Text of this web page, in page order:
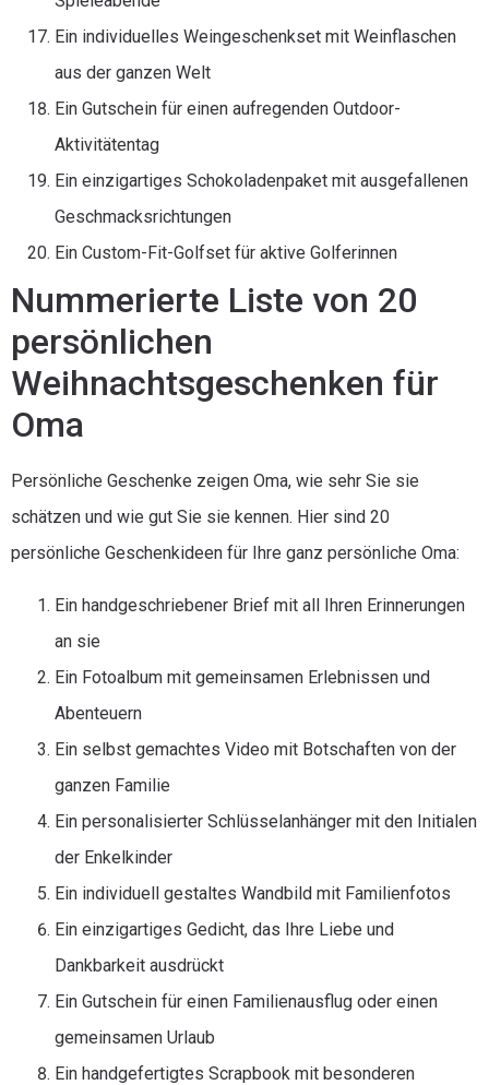
Ein individuelles Weingeschenkset mit Weinflaschen
aus der ganzen Welt
Ein Gutschein für einen aufregenden Outdoor-
Aktivitätentag
Ein einzigartiges Schokoladenpaket mit ausgefallenen
Geschmacksrichtungen
Ein Custom-Fit-Golfset für aktive Golferinnen
Nummerierte Liste von 20
persönlichen
Weihnachtsgeschenken für
Oma
Persönliche Geschenke zeigen Oma, wie sehr Sie sie
schätzen und wie gut Sie sie kennen. Hier sind 20
persönliche Geschenkideen für Ihre ganz persönliche Oma:
Ein handgeschriebener Brief mit all Ihren Erinnerungen
an sie
Ein Fotoalbum mit gemeinsamen Erlebnissen und
Abenteuern
Ein selbst gemachtes Video mit Botschaften von der
ganzen Familie
Ein personalisierter Schlüsselanhänger mit den Initialen
der Enkelkinder
Ein individuell gestaltes Wandbild mit Familienfotos
Ein einzigartiges Gedicht, das Ihre Liebe und
Dankbarkeit ausdrückt
Ein Gutschein für einen Familienausflug oder einen
gemeinsamen Urlaub
Ein handgefertigtes Scrapbook mit besonderen